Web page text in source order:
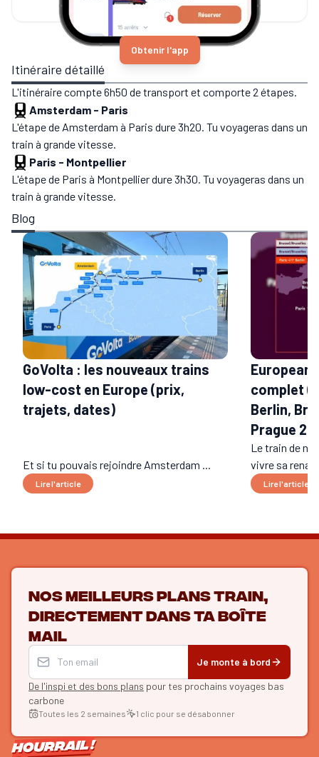
Obtenir l'app
Itinéraire détaillé
L'itinéraire compte 6h50 de transport et comporte 2 étapes.
Amsterdam - Paris
L'étape de Amsterdam à Paris dure 3h20. Tu voyageras dans un
train à grande vitesse.
Paris - Montpellier
L'étape de Paris à Montpellier dure 3h30. Tu voyageras dans un
train à grande vitesse.
Blog
GoVolta : les nouveaux trains
low-cost en Europe (prix,
trajets, dates)
Et si tu pouvais rejoindre Amsterdam ...
Lire l'article
European
complet
Berlin,
Prague
Le train de
vivre sa
Lire l'article
Nos meilleurs plans train,
directement dans ta boîte
mail
Je monte à bord
De l'inspi et des bons plans pour tes prochains voyages bas
carbone
Toutes les 2 semaines 1 clic pour se désabonner